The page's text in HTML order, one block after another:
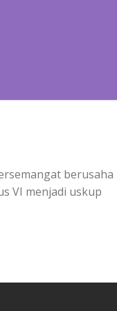
berusaha
VI menjadi uskup